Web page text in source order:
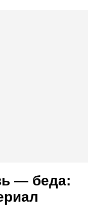
— беда: